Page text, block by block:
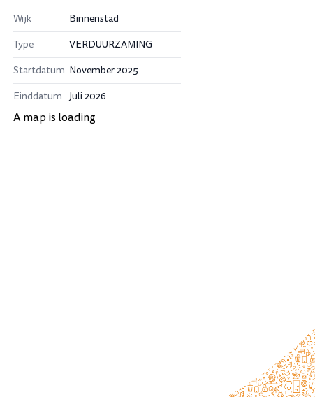
Wijk
Binnenstad
Type
VERDUURZAMING
Startdatum November 2025
Einddatum Juli 2026
A map is loading